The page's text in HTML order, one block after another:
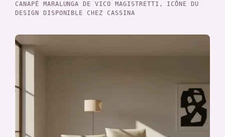
CANAPÉ MARALUNGA DE VICO MAGISTRETTI, ICÔNE DU
DESIGN DISPONIBLE CHEZ CASSINA